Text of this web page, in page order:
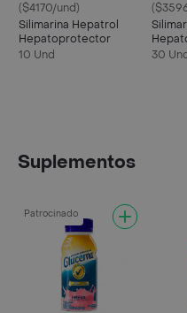
($4170/und)
Silimarina Hepatrol
Hepatoprotector
10 Und
30 Und
Suplementos
Patrocinado